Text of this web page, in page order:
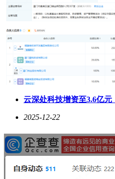
云深处科技增资至3.6亿元
2025-12-22